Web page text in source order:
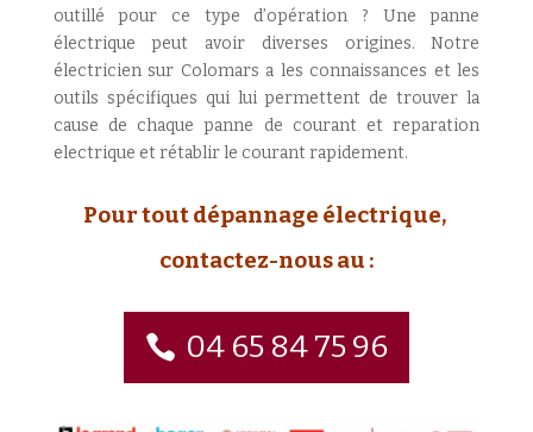
outillé pour ce type d’opération ? Une panne
électrique peut avoir diverses origines. Notre
électricien sur Colomars a les connaissances et les
outils spécifiques qui lui permettent de trouver la
cause de chaque panne de courant et reparation
electrique et rétablir le courant rapidement.
Pour tout dépannage électrique,
contactez-nous au :
04 65 84 75 96